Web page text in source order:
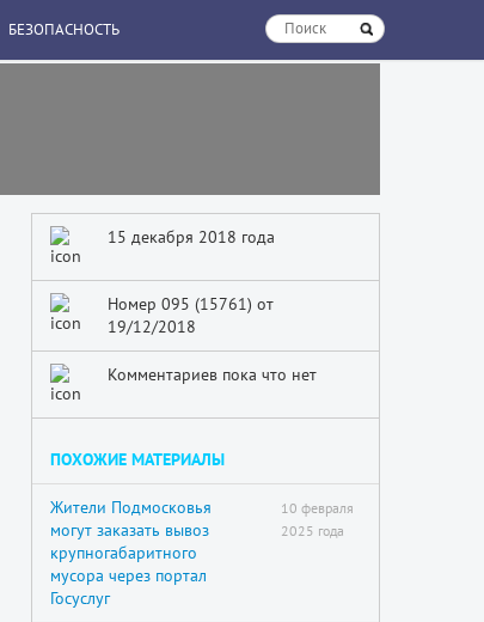
БЕЗОПАСНОСТЬ
15 декабря 2018 года
Номер 095 (15761) от
19/12/2018
Комментариев пока что нет
ПОХОЖИЕ МАТЕРИАЛЫ
Жители Подмосковья
могут заказать вывоз
крупногабаритного
мусора через портал
Госуслуг
10 февраля
2025 года